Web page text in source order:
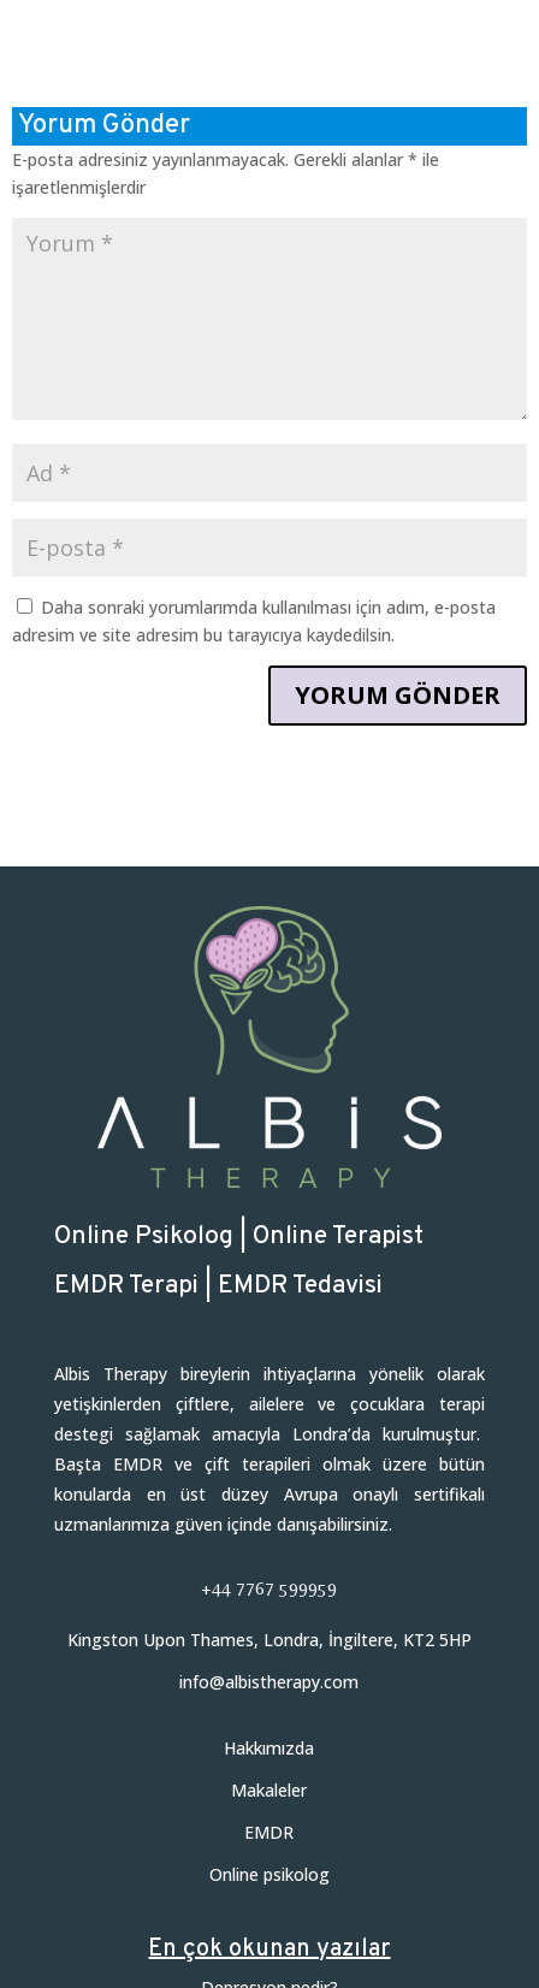
Yorum Gönder
E-posta adresiniz yayınlanmayacak. Gerekli alanlar * ile
işaretlenmişlerdir
Daha sonraki yorumlarımda kullanılması için adım, e-posta
adresim ve site adresim bu tarayıcıya kaydedilsin.
Online Psikolog | Online Terapist
EMDR Terapi | EMDR Tedavisi
Albis Therapy bireylerin ihtiyaçlarına yönelik olarak
yetişkinlerden çiftlere, ailelere ve çocuklara terapi
destegi sağlamak amacıyla Londra’da kurulmuştur.
Başta EMDR ve çift terapileri olmak üzere bütün
konularda en üst düzey Avrupa onaylı sertifikalı
uzmanlarımıza güven içinde danışabilirsiniz.
+44 7767 599959
Kingston Upon Thames, Londra, İngiltere, KT2 5HP
info@albistherapy.com
Hakkımızda
Makaleler
EMDR
Online psikolog
En çok okunan yazılar